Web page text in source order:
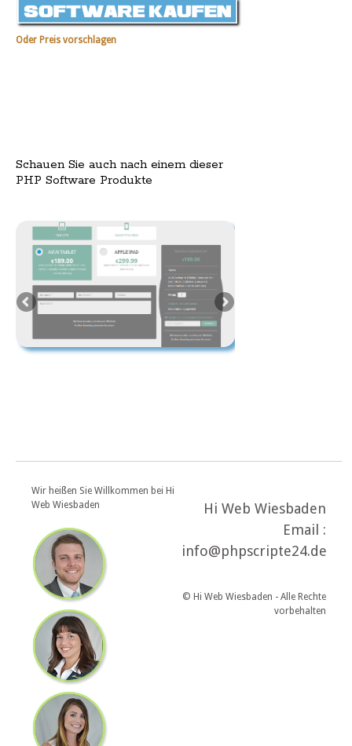
Oder Preis vorschlagen
Schauen Sie auch nach einem dieser
PHP Software Produkte
Wir heißen Sie Willkommen bei Hi
Web Wiesbaden
Hi Web Wiesbaden
Email :
info@phpscripte24.de
© Hi Web Wiesbaden - Alle Rechte
vorbehalten